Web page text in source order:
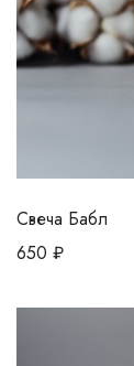
Свеча Бабл
650 ₽